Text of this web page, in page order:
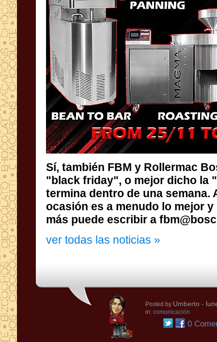
Sí, también FBM y Rollermac
"black friday", o mejor dicho la
termina dentro de una
ocasión es a menudo lo mejor y
más puede escribir a
ver todas las noticias »
Posted by Umberto -
in: comunicación
0